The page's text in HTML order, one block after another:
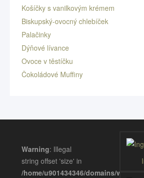
Košíčky s vanilkovým krémem
Biskupský-ovocný chlebíček
Palačinky
Dýňové lívance
Ovoce v těstíčku
Čokoládové Muffiny
Warning: Illegal
string offset 'size' in
/home/u901434346/domains/